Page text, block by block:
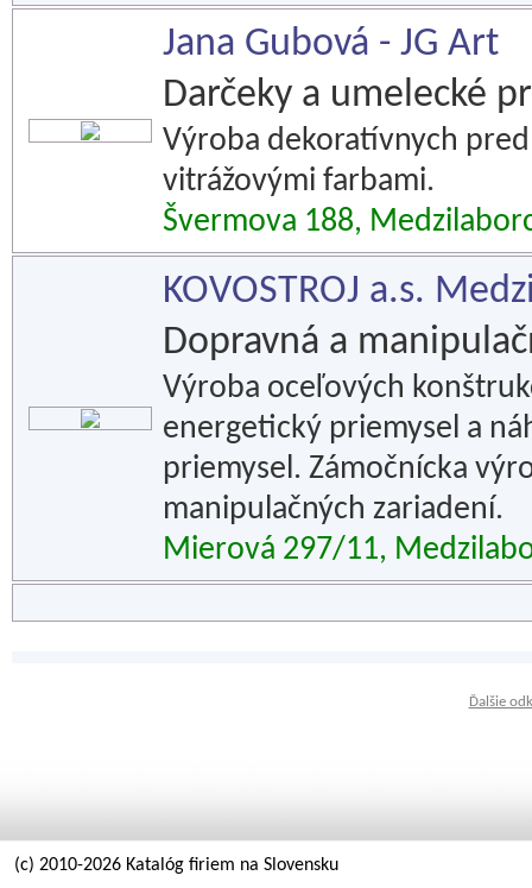
Jana Gubová - JG Art
Darčeky a umelecké
Výroba dekoratívnych
vitrážovými farbami.
Švermova 188,
KOVOSTROJ a.s.
Dopravná a
Výroba oceľových
energetický priemysel a
priemysel. Zámočnícka
manipulačných zariadení.
Mierová 297/11,
Ďalšie
(c) 2010-2026 Katalóg firiem na Slovensku